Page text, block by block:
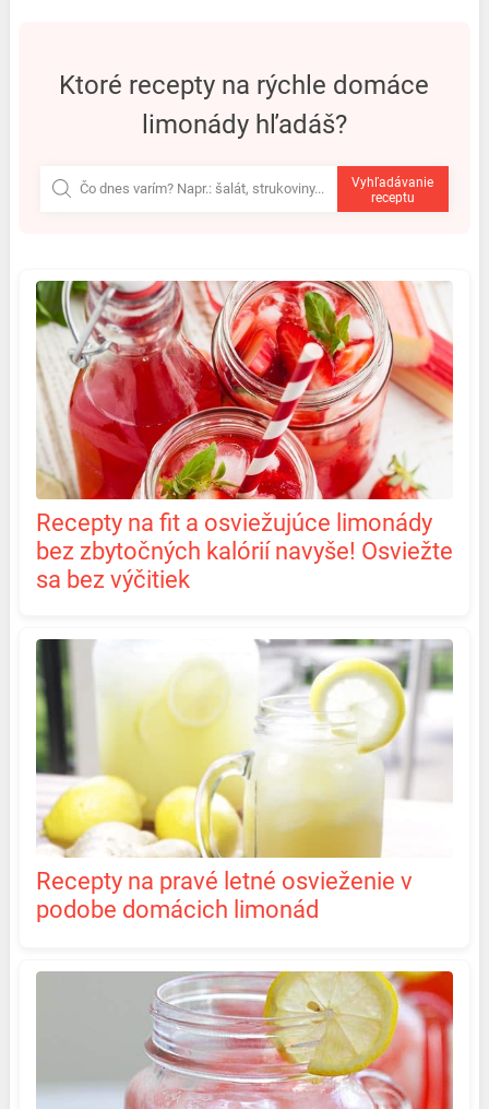
ktoré recepty na rýchle domáce
limonády hľadáš?
Vyhľadávanie
receptu
Recepty na fit a osviežujúce limonády
bez zbytočných kalórií navyše! Osviežte
sa bez výčitiek
Recepty na pravé letné osvieženie v
podobe domácich limonád